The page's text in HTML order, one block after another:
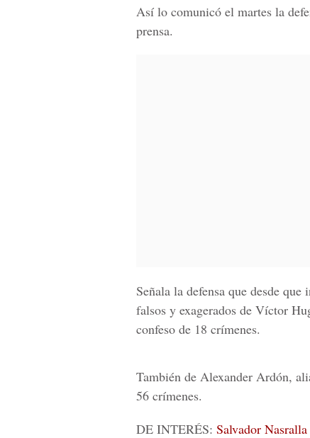
Así lo comunicó el martes la
prensa.
Señala la defensa que desde
falsos y exagerados de Víctor
confeso de 18 crímenes.
También de Alexander Ardón,
56 crímenes.
DE INTERÉS: Salvador